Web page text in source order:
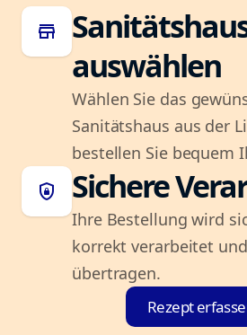
store
auswählen
Wählen Sie das
Sanitätshaus aus der
bestellen Sie bequem
shield_lock Sichere
Ihre Bestellung wird
korrekt verarbeitet
übertragen.
Rezept